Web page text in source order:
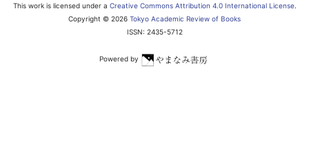
This work is licensed under a Creative Commons Attribution 4.0 International License.
Copyright © 2026 Tokyo Academic Review of Books
ISSN: 2435-5712
Powered by